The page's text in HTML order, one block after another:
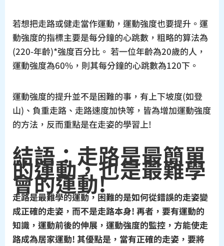
若想把走路或健走當作運動，運動強度也要提升。運
動強度的指標主要是每分鐘的心跳數，粗略的算法為
(220-年齡)*強度百分比。 若一位年齡為20歲的人，
運動強度為60%，則其每分鐘的心跳數為120下。
運動強度的提升並不是困難的事，有上下坡度(如登
山)、負重走路、走路速度加快等，皆為增加運動強度
的方法，反而重點是在走姿的學習上!
結語：走路是最簡單
的運動，也是最難學
會的運動!
走路是最難學的運動，困難的是如何從錯誤的走姿變
成正確的走姿，而不是走路本身! 再者，要有運動的
知識，運動前後的伸展，運動強度的監控，方能使走
路成為居家運動! 其優點是，當有正確的走姿，要將